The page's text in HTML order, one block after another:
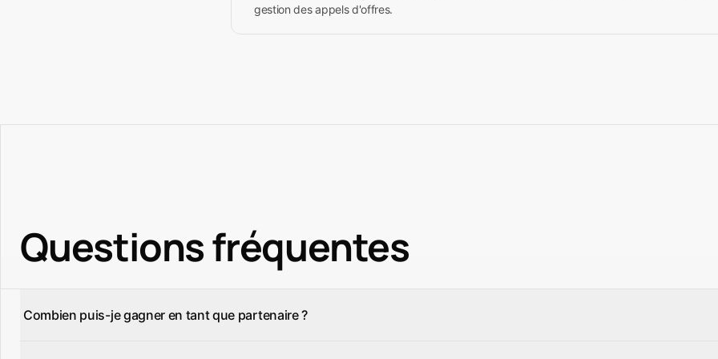
gestion des appels d'offres.
Questions fréquentes
Combien puis-je gagner en tant que partenaire ?